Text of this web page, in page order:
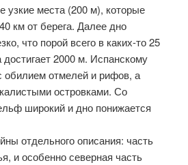
места (200 м), которые
км от берега. Далее дно
что порой всего в каких-то 25
достигает 2000 м. Испанскому
обилием отмелей и рифов, а
островками. Со
широкий и дно понижается
отдельного описания: часть
и особенно северная часть